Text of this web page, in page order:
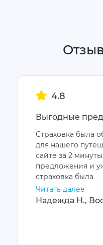
4.8
Выгодные
Страховка была
для нашего
сайте за 2
предложения и
страховка была
Читать далее
Надежда Н.,